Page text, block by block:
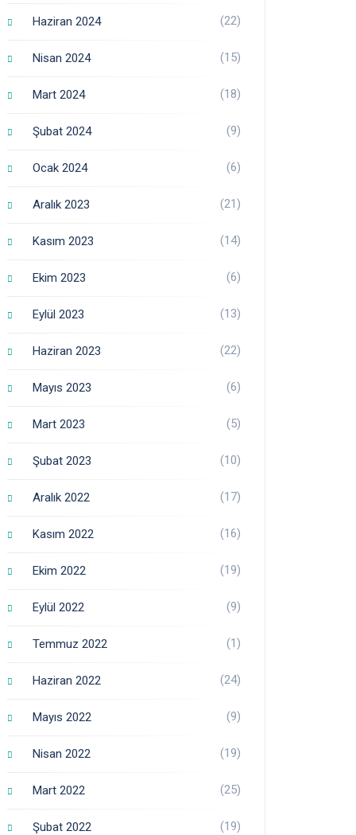
Haziran 2024 (22)
Nisan 2024 (15)
Mart 2024 (18)
Şubat 2024 (9)
Ocak 2024 (6)
Aralık 2023 (21)
Kasım 2023 (14)
Ekim 2023 (6)
Eylül 2023 (13)
Haziran 2023 (22)
Mayıs 2023 (6)
Mart 2023 (5)
Şubat 2023 (10)
Aralık 2022 (17)
Kasım 2022 (16)
Ekim 2022 (19)
Eylül 2022 (9)
Temmuz 2022 (1)
Haziran 2022 (24)
Mayıs 2022 (9)
Nisan 2022 (19)
Mart 2022 (25)
Şubat 2022 (19)